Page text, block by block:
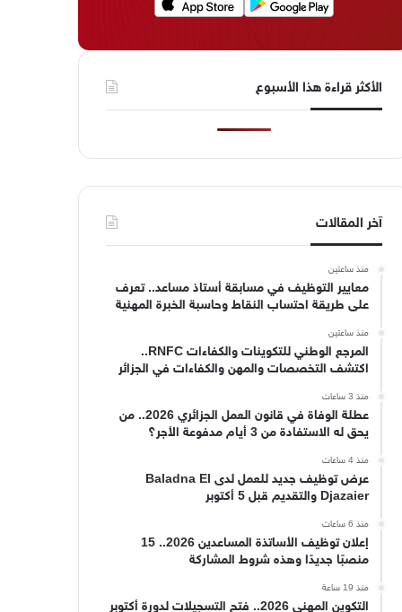
الأكثر قراءة هذا الأسبوع
آخر المقالات
منذ ساعتين
معايير التوظيف في مسابقة أستاذ مساعد.. تعرف
على طريقة احتساب النقاط وحاسبة الخبرة المهنية
منذ ساعتين
المرجع الوطني للتكوينات والكفاءات RNFC..
اكتشف التخصصات والمهن والكفاءات في الجزائر
منذ 3 ساعات
عطلة الوفاة في قانون العمل الجزائري 2026.. من
يحق له الاستفادة من 3 أيام مدفوعة الأجر؟
منذ 4 ساعات
عرض توظيف جديد للعمل لدى Baladna El
Djazaier والتقديم قبل 5 أكتوبر
منذ 6 ساعات
إعلان توظيف الأساتذة المساعدين 2026.. 15
منصبًا جديدًا وهذه شروط المشاركة
منذ 19 ساعة
التكوين المهني 2026.. فتح التسجيلات لدورة أكتوبر